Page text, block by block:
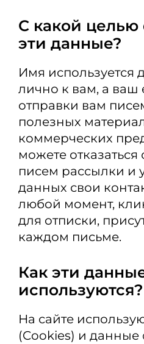
С какой целью
эти данные?
Имя используется
лично к вам, а ваш
отправки вам
полезных
коммерческих
можете отказаться
писем рассылки и
данных свои
любой момент,
для отписки,
каждом письме.
Как эти
используются?
На сайте
(Cookies) и данные